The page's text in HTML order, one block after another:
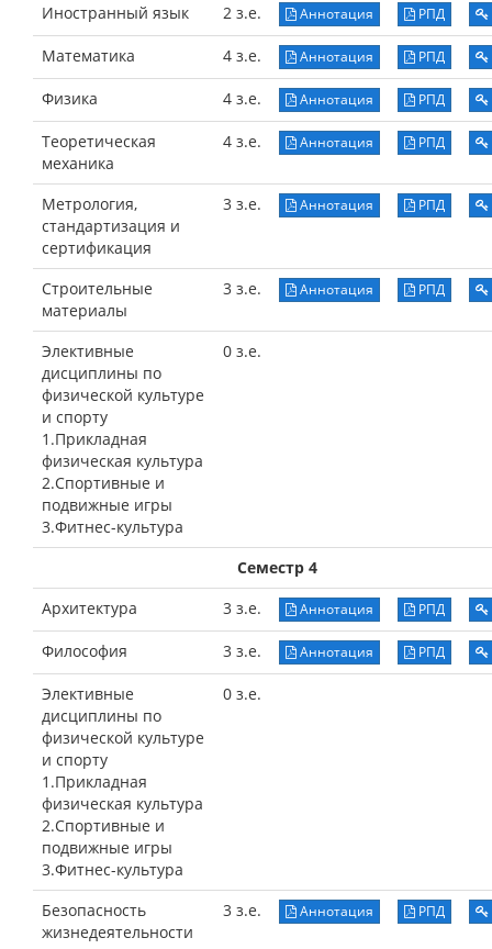
Иностранный язык 2 з.е. Аннотация РПД
Математика 4 з.е. Аннотация РПД
Физика 4 з.е. Аннотация РПД
Теоретическая
механика
4 з.е. Аннотация РПД
Метрология,
стандартизация и
сертификация
3 з.е. Аннотация РПД
Строительные
материалы
3 з.е. Аннотация РПД
Элективные
дисциплины по
физической культуре
и спорту
1.Прикладная
физическая культура
2.Спортивные и
подвижные игры
3.Фитнес-культура
0 з.е.
Семестр 4
Архитектура
3 з.е. Аннотация РПД
Философия 3 з.е. Аннотация РПД
Элективные
дисциплины по
физической культуре
и спорту
1.Прикладная
физическая культура
2.Спортивные и
подвижные игры
3.Фитнес-культура
0 з.е.
Безопасность
жизнедеятельности
3 з.е. Аннотация РПД